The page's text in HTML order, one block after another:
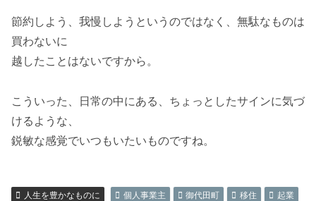
節約しよう、我慢しようというのではなく、無駄なものは
買わないに
越したことはないですから。
こういった、日常の中にある、ちょっとしたサインに気づ
けるような、
鋭敏な感覚でいつもいたいものですね。
人生を豊かなものに 個人事業主 御代田町 移住
起業